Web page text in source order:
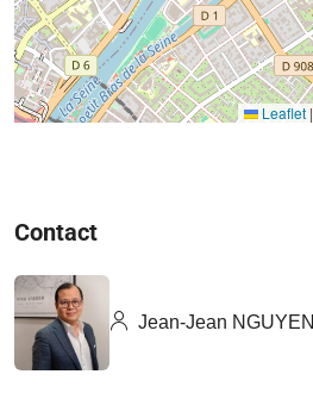
Leaflet |
Contact
Jean-Jean NGUYEN